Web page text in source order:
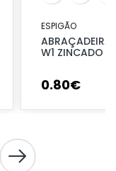
ESPIGÃO
ABRAÇADEIRA
W1 ZINCADO 4"
0.80€